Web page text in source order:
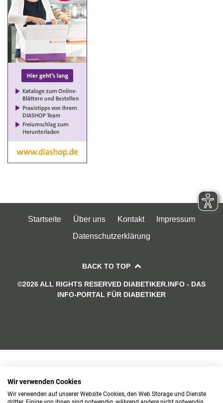
Startseite Über uns Kontakt
Impressum
Datenschutzerklärung
BACK TO TOP
©2026 ALL RIGHTS RESERVED DIABETIKER.INFO - DAS
INFO-PORTAL FÜR DIABETIKER
Wir verwenden Cookies
Wir verwenden auf unserer Website Cookies, den Web Storage und Dienste